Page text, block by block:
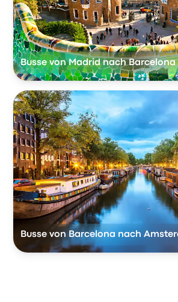
Busse von Madrid nach Barcelona
Busse von Barcelona nach